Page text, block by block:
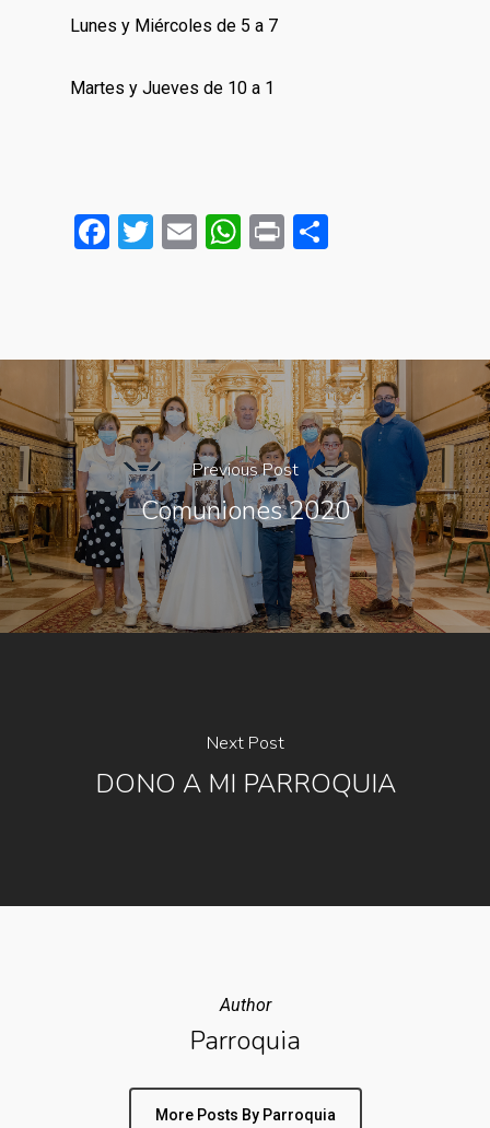
Lunes y Miércoles de 5 a 7
Martes y Jueves de 10 a 1
Facebook
Twitter
EmailWhatsApp
Print
Previous Post
Comuniones 2020
Next Post
DONO A MI PARROQUIA
Author
Parroquia
More Posts By Parroquia